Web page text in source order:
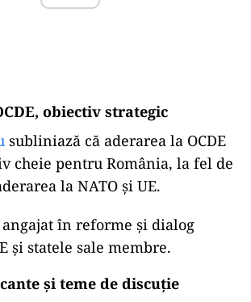
obiectiv strategic
subliniază că aderarea la OCDE
cheie pentru România, la fel de
la NATO și UE.
în reforme și dialog
și statele sale membre.
și teme de discuție